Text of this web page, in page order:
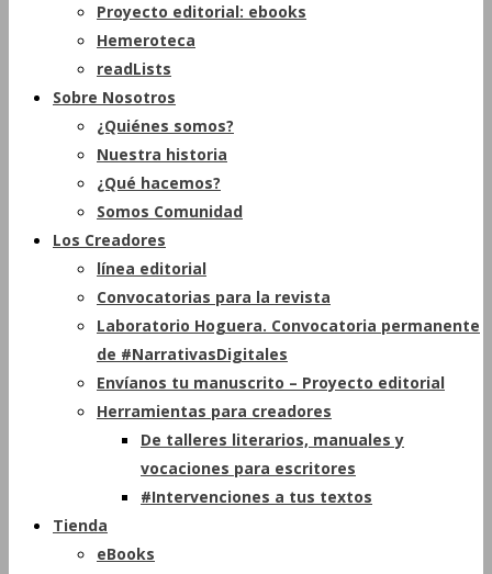
Proyecto editorial: ebooks
Hemeroteca
readLists
Sobre Nosotros
¿Quiénes somos?
Nuestra historia
¿Qué hacemos?
Somos Comunidad
Los Creadores
línea editorial
Convocatorias para la revista
Laboratorio Hoguera. Convocatoria permanente
de #NarrativasDigitales
Envíanos tu manuscrito – Proyecto editorial
Herramientas para creadores
De talleres literarios, manuales y
vocaciones para escritores
#Intervenciones a tus textos
Tienda
eBooks